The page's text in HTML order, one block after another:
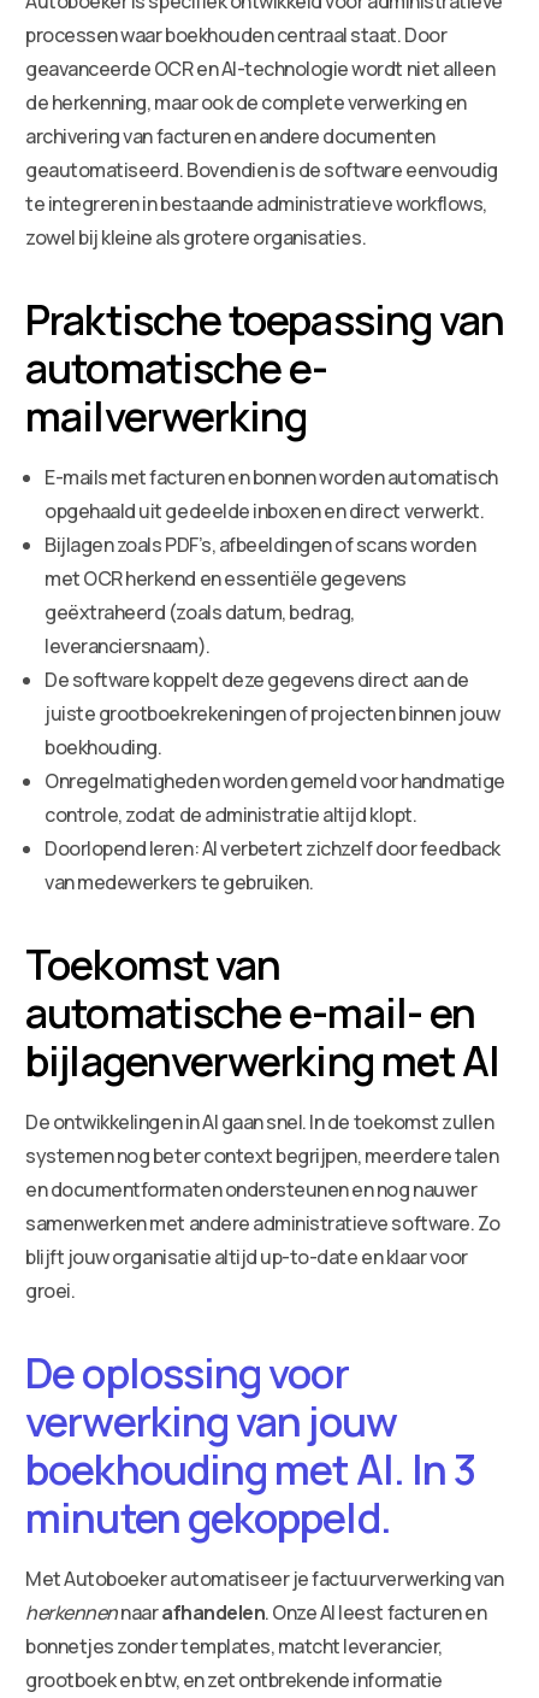
processen waar boekhouden centraal staat. Door
geavanceerde OCR en AI-technologie wordt niet alleen
de herkenning, maar ook de complete verwerking en
archivering van facturen en andere documenten
geautomatiseerd. Bovendien is de software eenvoudig
te integreren in bestaande administratieve workflows,
zowel bij kleine als grotere organisaties.
Praktische toepassing van
automatische e-
mailverwerking
E-mails met facturen en bonnen worden automatisch
opgehaald uit gedeelde inboxen en direct verwerkt.
Bijlagen zoals PDF’s, afbeeldingen of scans worden
met OCR herkend en essentiële gegevens
geëxtraheerd (zoals datum, bedrag,
leveranciersnaam).
De software koppelt deze gegevens direct aan de
juiste grootboekrekeningen of projecten binnen jouw
boekhouding.
Onregelmatigheden worden gemeld voor handmatige
controle, zodat de administratie altijd klopt.
Doorlopend leren: AI verbetert zichzelf door feedback
van medewerkers te gebruiken.
Toekomst van
automatische e-mail- en
bijlagenverwerking met AI
De ontwikkelingen in AI gaan snel. In de toekomst zullen
systemen nog beter context begrijpen, meerdere talen
en documentformaten ondersteunen en nog nauwer
samenwerken met andere administratieve software. Zo
blijft jouw organisatie altijd up-to-date en klaar voor
groei.
De oplossing voor
verwerking van jouw
boekhouding met AI. In 3
minuten gekoppeld.
Met Autoboeker automatiseer je factuurverwerking van
herkennennaarafhandelen. Onze AI leest facturen en
bonnetjes zonder templates, matcht leverancier,
grootboek en btw, en zet ontbrekende informatie